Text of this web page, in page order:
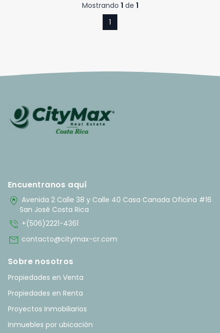
Mostrando 1 de 1
1
Encuentranos aquí
home_pin Avenida 2 Calle 38 y Calle 40 Casa Canada Oficina #16
San José Costa Rica
phone_in_talk +(506)2221-4361
mail contacto@citymax-cr.com
Sobre nosotros
Propiedades en Venta
Propiedades en Renta
Proyectos Inmobiliarios
Inmuebles por ubicación